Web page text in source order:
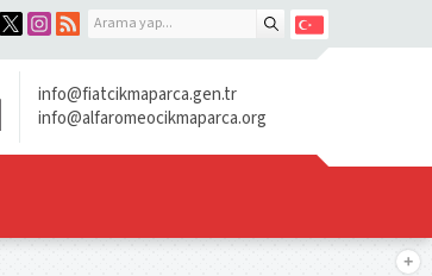
info@fiatcikmaparca.gen.tr
info@alfaromeocikmaparca.org